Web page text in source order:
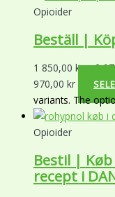
Opioider
Beställ |
1 850,00 kr – 2
970,00 kr
variants. The
Opioider
Bestil |
recept i